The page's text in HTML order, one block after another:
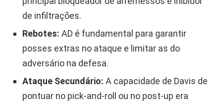
de infiltrações.
Rebotes: AD é fundamental para garantir
posses extras no ataque e limitar as do
adversário na defesa.
Ataque Secundário: A capacidade de Davis de
pontuar no pick-and-roll ou no post-up era